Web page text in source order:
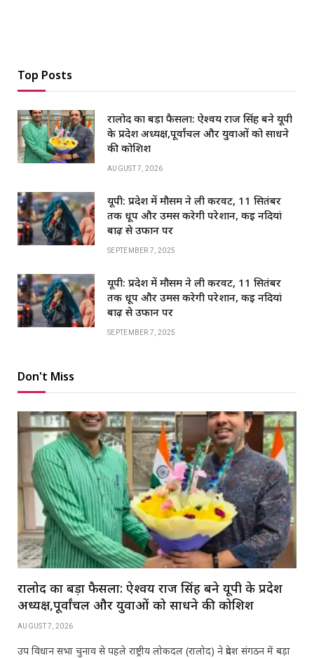
Top Posts
रालोद का बड़ा फैसला: ऐश्वर्य राज सिंह बने यूपी
के प्रदेश अध्यक्ष,पूर्वांचल और युवाओं को साधने
की कोशिश
AUGUST 7, 2026
यूपी: प्रदेश में मौसम ने ली करवट, 11 सितंबर
तक धूप और उमस करेगी परेशान, कई नदियां
बाढ़ से उफान पर
SEPTEMBER 7, 2025
यूपी: प्रदेश में मौसम ने ली करवट, 11 सितंबर
तक धूप और उमस करेगी परेशान, कई नदियां
बाढ़ से उफान पर
SEPTEMBER 7, 2025
Don't Miss
रालोद का बड़ा फैसला: ऐश्वर्य राज सिंह बने यूपी के प्रदेश
अध्यक्ष,पूर्वांचल और युवाओं को साधने की कोशिश
AUGUST 7, 2026
उप विधान सभा चुनाव से पहले राष्ट्रीय लोकदल (रालोद) ने प्रदेश संगठन में बड़ा